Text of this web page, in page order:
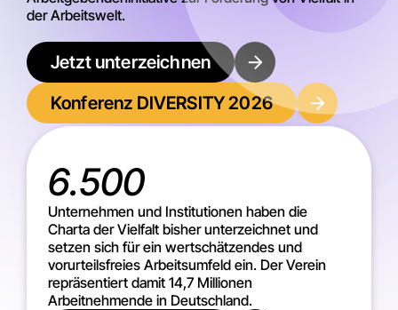
der Arbeitswelt.
Jetzt unterzeichnen
Konferenz DIVERSITY 2026
6.500
Unternehmen und Institutionen haben die
Charta der Vielfalt bisher unterzeichnet und
setzen sich für ein wertschätzendes und
vorurteilsfreies Arbeitsumfeld ein. Der Verein
repräsentiert damit 14,7 Millionen
Arbeitnehmende in Deutschland.